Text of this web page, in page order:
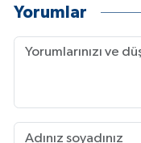
Yorumlar